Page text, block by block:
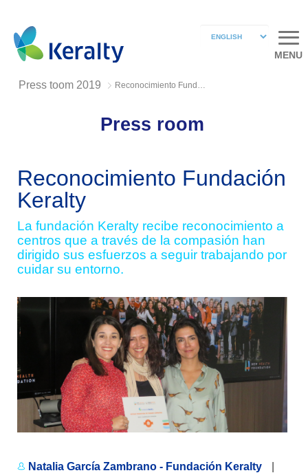
MENU
Press toom 2019 Reconocimiento Fundación Keralty
Press room
Reconocimiento Fundación
Keralty
La fundación Keralty recibe reconocimiento a
centros que a través de la compasión han
dirigido sus esfuerzos a seguir trabajando por
cuidar su entorno.
Natalia García Zambrano - Fundación Keralty